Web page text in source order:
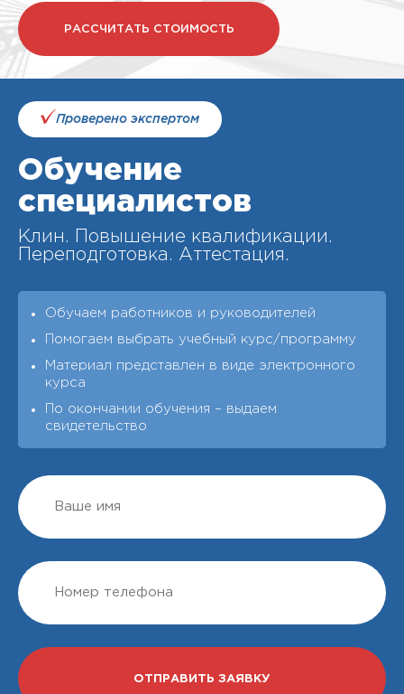
РАССЧИТАТЬ СТОИМОСТЬ
Проверено экспертом
Обучение
специалистов
Клин. Повышение квалификации.
Переподготовка. Аттестация.
Обучаем работников и руководителей
Помогаем выбрать учебный курс/программу
Материал представлен в виде электронного
курса
По окончании обучения – выдаeм
свидетельство